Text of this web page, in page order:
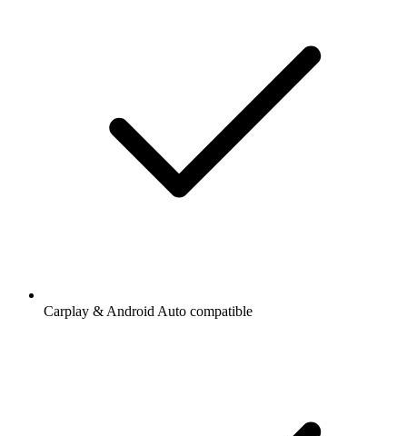
Carplay & Android Auto compatible